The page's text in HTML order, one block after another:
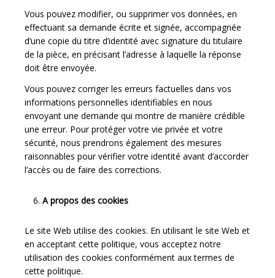
Vous pouvez modifier, ou supprimer vos données, en
effectuant sa demande écrite et signée, accompagnée
d’une copie du titre d’identité avec signature du titulaire
de la pièce, en précisant l’adresse à laquelle la réponse
doit être envoyée.
Vous pouvez corriger les erreurs factuelles dans vos
informations personnelles identifiables en nous
envoyant une demande qui montre de manière crédible
une erreur. Pour protéger votre vie privée et votre
sécurité, nous prendrons également des mesures
raisonnables pour vérifier votre identité avant d’accorder
l’accès ou de faire des corrections.
A propos des cookies
Le site Web utilise des cookies. En utilisant le site Web et
en acceptant cette politique, vous acceptez notre
utilisation des cookies conformément aux termes de
cette politique.